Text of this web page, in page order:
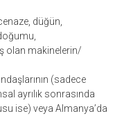
düğün,
olan makinelerin/
(sadece
ayrılık sonrasında
ise) veya Almanya’da